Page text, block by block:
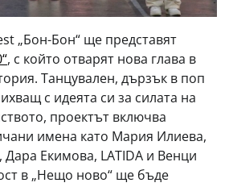
„Бон-Бон“ ще представят
, с който отварят нова глава в
Танцувален, дързък в поп
с идеята си за силата на
проектът включва
имена като Мария Илиева,
Екимова, LATIDA и Венци
в „Нещо ново“ ще бъде